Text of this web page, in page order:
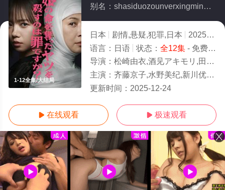
1-12全集/大结局
别名：shasiduozounverxingmingderenshizuima
日本 剧情,悬疑,犯罪,日本 2025
9.0
语言： 日语 状态： 全12集- 免费在线观看
导演： 松崎由衣,酒见アキモリ,田中章一
主演： 齐藤京子,水野美纪,新川优爱,香音,小林树奈子,峰岸南
更新时间： 2025-12-24
 在线观看  极速观看